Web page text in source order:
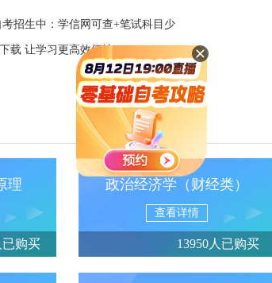
考招生中：学信网可查+笔试科目少
载 让学习更高效便捷
理
已购买
政治经济学（财经类）
查看详情
13950人已购买